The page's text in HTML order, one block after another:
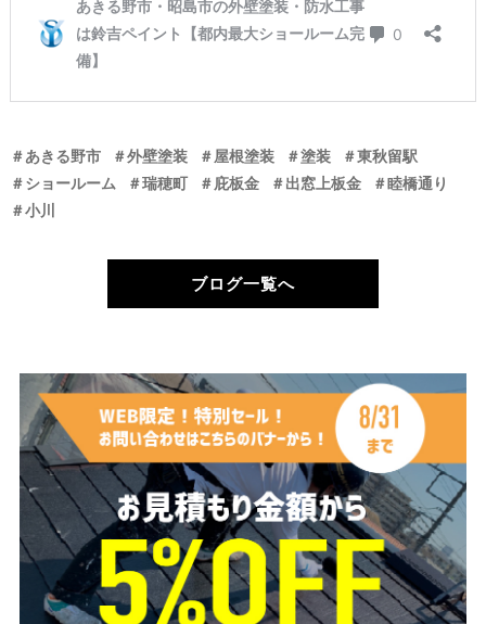
＃あきる野市 ＃外壁塗装 ＃屋根塗装 ＃塗装
＃東秋留駅
＃ショールーム
＃瑞穂町 ＃庇板金 ＃出窓上板金
＃睦橋通り
＃小川
ブログ一覧へ